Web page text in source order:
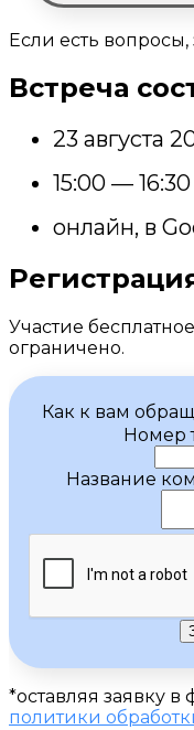
Если есть вопросы,
Встреча
23 августа
15:00 —
онлайн, в
Участие
ограничено.
Как к вам
Номер
Название
*оставляя заявку
политики